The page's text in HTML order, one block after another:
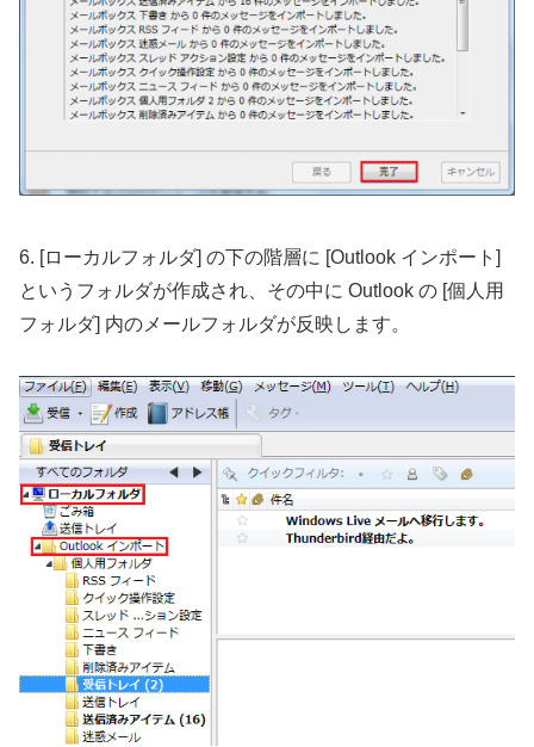
6. [ローカルフォルダ] の下の階層に [Outlook インポート]
というフォルダが作成され、その中に Outlook の [個人用
フォルダ] 内のメールフォルダが反映します。